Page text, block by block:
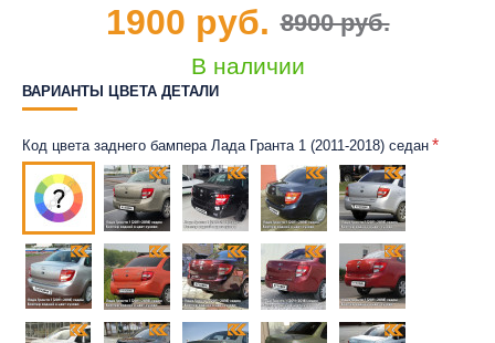
В наличии
8900 руб.
1900 руб.
ВАРИАНТЫ ЦВЕТА ДЕТАЛИ
Код цвета заднего бампера Лада Гранта 1 (2011-2018) седан